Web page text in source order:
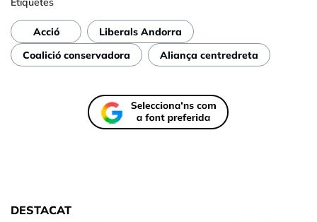
Acció
Liberals Andorra
Coalició conservadora
Aliança centredreta
DESTACAT